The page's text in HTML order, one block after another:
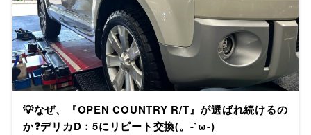
💡なぜ、『OPEN COUNTRY R/T』が選ばれ続けるの
か❓デリカD：5にリピート交換(。-`ω-)